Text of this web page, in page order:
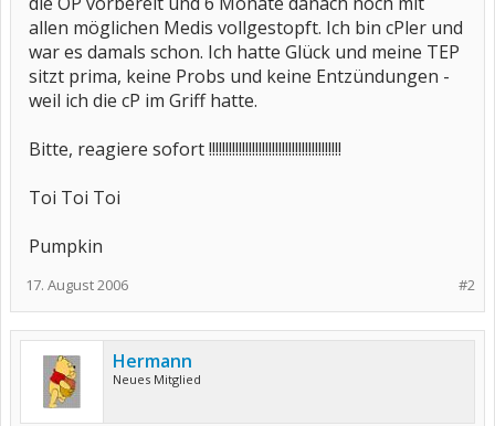
allen möglichen Medis vollgestopft. Ich bin cPler und
war es damals schon. Ich hatte Glück und meine TEP
sitzt prima, keine Probs und keine Entzündungen -
weil ich die cP im Griff hatte.
Bitte, reagiere sofort !!!!!!!!!!!!!!!!!!!!!!!!!!!!!!!!!!!!!!!!
Toi Toi Toi
Pumpkin
#2
17. August 2006
Hermann
Neues Mitglied